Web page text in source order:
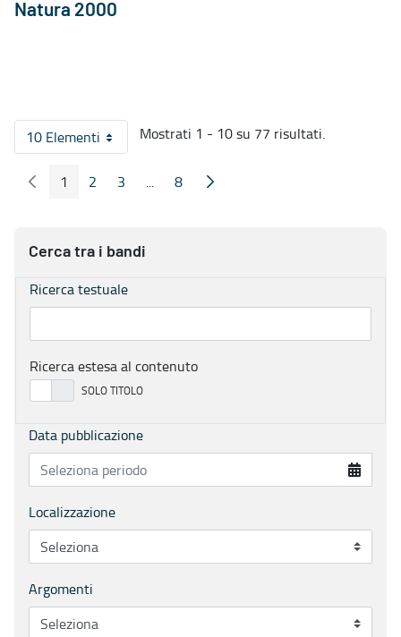
Natura 2000
10 ElementiPer pagina
Mostrati 1 - 10 su 77 risultati.
Pagina Precedente
Pagina
1 Pagina
2 Pagina
3 ...
Pagine intermedie
Pagina
8 Pagina Seguente
Cerca tra i bandi
Ricerca testuale
Ricerca estesa al contenuto
Data pubblicazione
Localizzazione
Argomenti